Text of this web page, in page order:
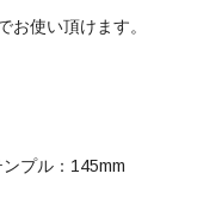
お使い頂けます。
プル：145mm